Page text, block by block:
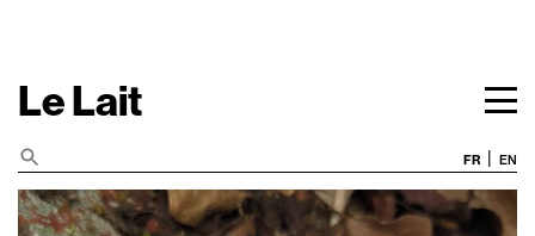
Le Lait
FR | EN